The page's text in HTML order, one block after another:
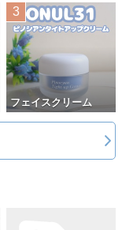
フェイスクリーム